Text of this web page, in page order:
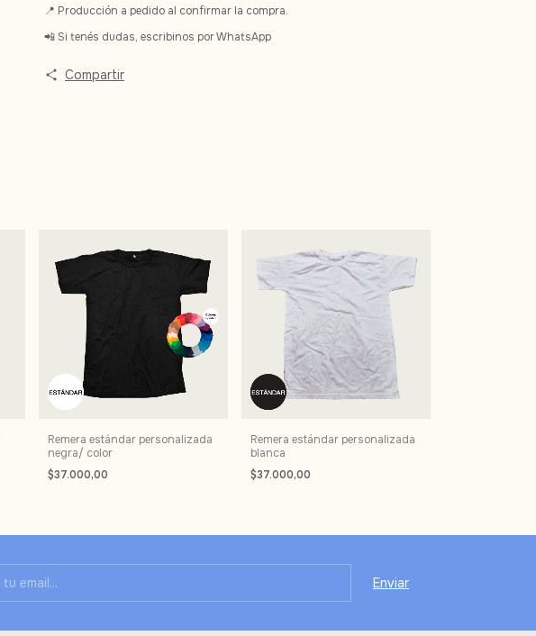
📍 Producción a pedido al confirmar la compra.
📲 Si tenés dudas, escribinos por WhatsApp
Compartir
Remera estándar personalizada
negra/ color
$37.000,00
Remera estándar personalizada
blanca
$37.000,00